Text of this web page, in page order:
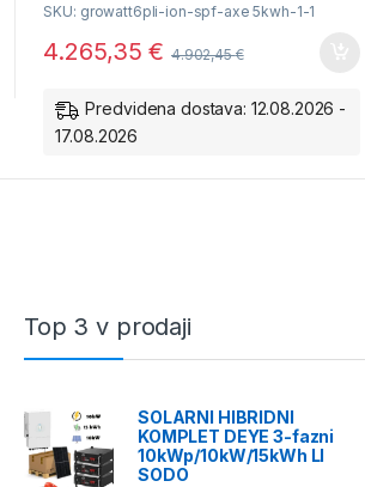
SKU: growatt6pli-ion-spf-axe 5kwh-1-1
4.265,35€ 4.902,45€
Predvidena dostava: 12.08.2026 -
17.08.2026
najnižje do najvišje
Top 3 v prodaji
SOLARNI HIBRIDNI
KOMPLET DEYE 3-fazni
10kWp/10kW/15kWh LI
SODO